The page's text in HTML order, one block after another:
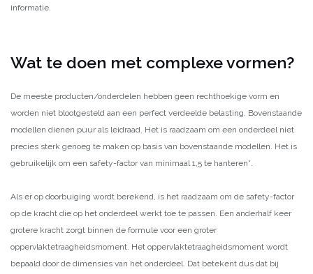
informatie.
Wat te doen met complexe vormen?
De meeste producten/onderdelen hebben geen rechthoekige vorm en
worden niet blootgesteld aan een perfect verdeelde belasting. Bovenstaande
modellen dienen puur als leidraad. Het is raadzaam om een onderdeel niet
precies sterk genoeg te maken op basis van bovenstaande modellen. Het is
gebruikelijk om een safety-factor van minimaal 1,5 te hanteren*.
Als er op doorbuiging wordt berekend, is het raadzaam om de safety-factor
op de kracht die op het onderdeel werkt toe te passen. Een anderhalf keer
grotere kracht zorgt binnen de formule voor een groter
oppervlaktetraagheidsmoment. Het oppervlaktetraagheidsmoment wordt
bepaald door de dimensies van het onderdeel. Dat betekent dus dat bij